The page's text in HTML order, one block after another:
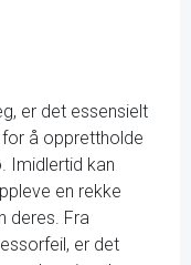
er det essensielt
å opprettholde
Imidlertid kan
en rekke
deres. Fra
er det